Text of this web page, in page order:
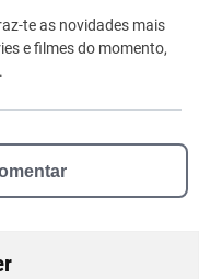
que procuro
te as novidades mais
e filmes do momento,